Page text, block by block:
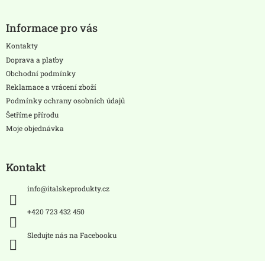
pInformace pro vás
Kontakty
Doprava a platby
Obchodní podmínky
Reklamace a vrácení zboží
Podmínky ochrany osobních údajů
Šetříme přírodu
Moje objednávka
Kontakt
info@italskeprodukty.cz
+420 723 432 450
Sledujte nás na Facebooku